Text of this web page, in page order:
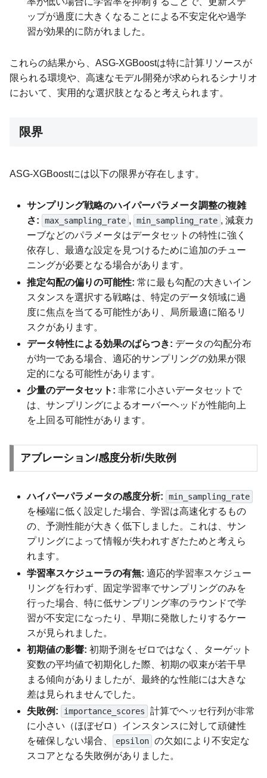
ップが過度に大きくなることによる不安定化や過学
習が効果的に防がれました。
これらの結果から、ASG-XGBoostは特に計算リソースが
限られる環境や、高速なモデル開発が求められるシナリオ
において、実用的な選択肢となると考えられます。
限界
ASG-XGBoostには以下の限界が存在します。
サンプリング戦略のハイパーパラメータ調整の複雑
さ:
max_sampling_rate , min_sampling_rate , 減衰カ
ーブなどのパラメータはデータセットの特性に強く
依存し、最適な設定を見つけるために追加のチュー
ニングが必要となる場合があります。
推定勾配の偏りの可能性: 常に最も勾配の大きいイン
スタンスを選択する戦略は、特定のデータ領域に過
度に焦点を当てる可能性があり、局所最適に陥るリ
スクがあります。
データ特性による効果のばらつき: データの勾配分布
が均一である場合、適応的サンプリングの効果が限
定的になる可能性があります。
少量のデータセット: 非常に小さいデータセットで
は、サンプリングによるオーバーヘッドが性能向上
を上回る可能性があります。
アブレーション/感度分析/失敗例
ハイパーパラメータの感度分析: min_sampling_rate
を極端に低く設定した場合、学習は高速化するもの
の、予測性能が大きく低下しました。これは、サン
プリングによって情報が失われすぎたためと考えら
れます。
学習率スケジューラの有無: 適応的学習率スケジュー
リングを行わず、固定学習率でサンプリングのみを
行った場合、特に低サンプリング率のラウンドで学
習が不安定になったり、早期に発散したりするケー
スが見られました。
初期値の影響: 初期予測をゼロではなく、ターゲット
変数の平均値で初期化した際、初期の収束が若干早
まる傾向がありましたが、最終的な性能には大きな
差は見られませんでした。
失敗例:
importance_scores
計算でヘッセ行列が非常
に小さい（ほぼゼロ）インスタンスに対して頑健性
を確保しない場合、
epsilon の欠如により不安定な
スコアとなる失敗例がありました。